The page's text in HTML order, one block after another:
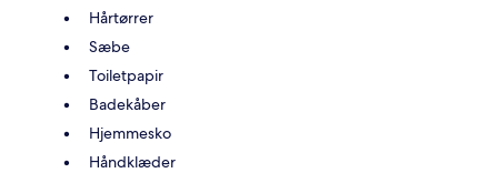
Hårtørrer
Sæbe
Toiletpapir
Badekåber
Hjemmesko
Håndklæder